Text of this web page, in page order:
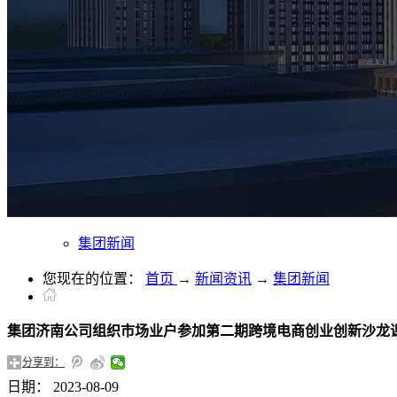
集团新闻
您现在的位置： 首页 → 新闻资讯 → 集团新闻
集团济南公司组织市场业户参加第二期跨境电商创业创新沙龙
分享到：
日期： 2023-08-09